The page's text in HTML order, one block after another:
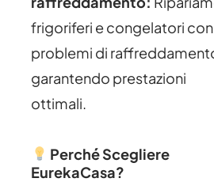
frigoriferi e congelatori con
problemi di
garantendo prestazioni
ottimali.
Perché Scegliere
EurekaCasa?